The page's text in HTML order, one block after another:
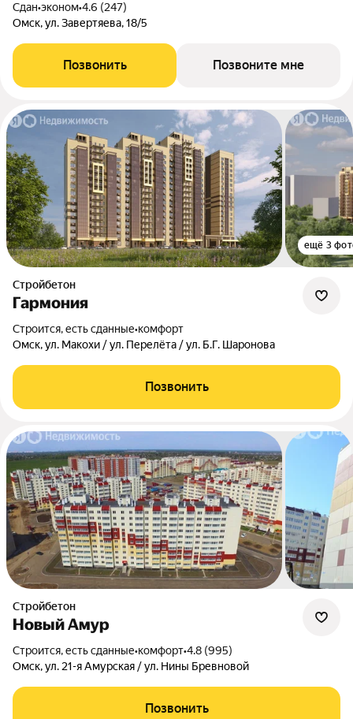
Сдан•эконом•4.6 (247)
Омск, ул. Завертяева, 18/5
Позвонить Позвоните мне
ещё 3
Стройбетон
Гармония
Строится, есть сданные•комфорт
Омск, ул. Макохи / ул. Перелёта / ул. Б.Г. Шаронова
Позвонить
Стройбетон
Новый Амур
Строится, есть сданные•комфорт•4.8 (995)
Омск, ул. 21-я Амурская / ул. Нины Бревновой
Позвонить